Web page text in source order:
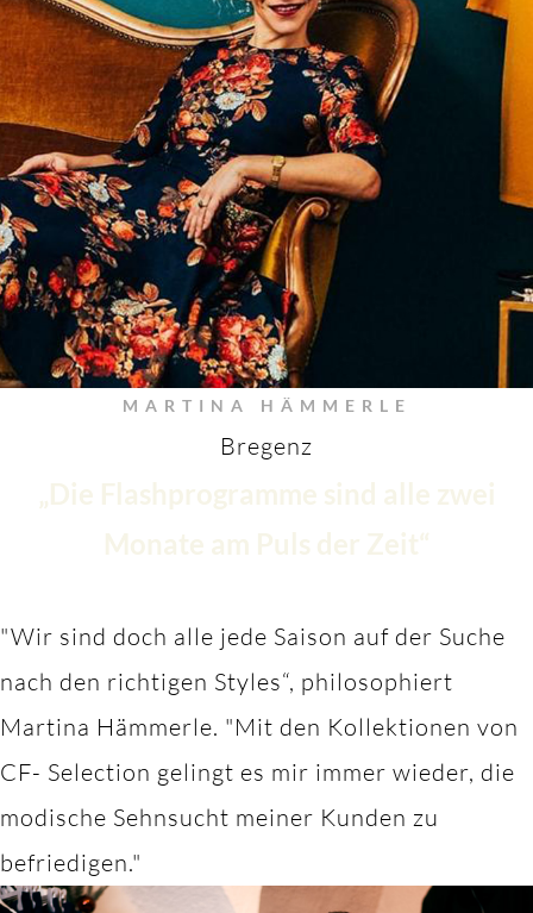
MARTINA HÄMMERLE
Bregenz
„Die Flashprogramme sind alle zwei
Monate am Puls der Zeit“
"Wir sind doch alle jede Saison auf der Suche
nach den richtigen Styles“, philosophiert
Martina Hämmerle. "Mit den Kollektionen von
CF- Selection gelingt es mir immer wieder, die
modische Sehnsucht meiner Kunden zu
befriedigen."